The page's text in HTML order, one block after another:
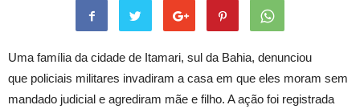
Uma família da cidade de Itamari, sul da Bahia, denunciou
que policiais militares invadiram a casa em que eles moram sem
mandado judicial e agrediram mãe e filho. A ação foi registrada